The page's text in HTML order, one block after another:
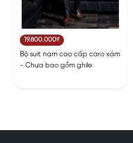
19.800.000₫
Bộ suit nam cao cấp caro xám
- Chưa bao gồm ghile